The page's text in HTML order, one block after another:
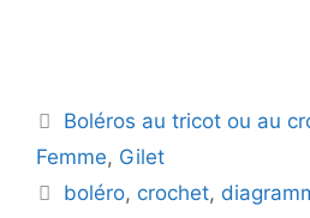
Catégories
Boléros au tricot ou au
Femme, Gilet
Étiquettes
boléro, crochet,